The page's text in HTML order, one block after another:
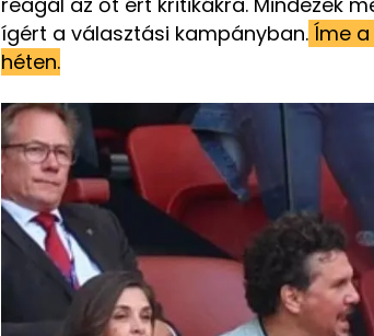
ígért a választási kampányban.Íme a
héten.